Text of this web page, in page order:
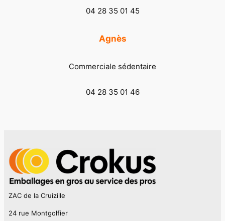
04 28 35 01 45
Agnès
Commerciale sédentaire
04 28 35 01 46
ZAC de la Cruizille
24 rue Montgolfier